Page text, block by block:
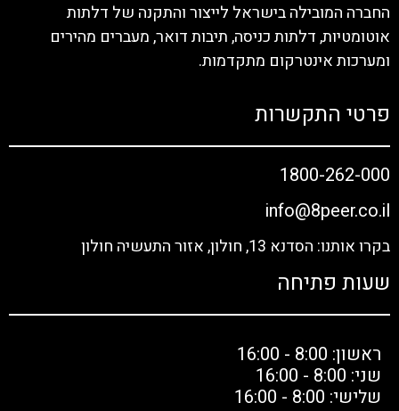
החברה המובילה בישראל לייצור והתקנה של דלתות
אוטומטיות, דלתות כניסה, תיבות דואר, מעברים מהירים
ומערכות אינטרקום מתקדמות.
פרטי התקשרות
1800-262-000
info@8peer.co.il
בקרו אותנו: הסדנא 13, חולון, אזור התעשיה חולון
שעות פתיחה
ראשון: 8:00 - 16:00
שני: 8:00 - 16:00
שלישי: 8:00 - 16:00